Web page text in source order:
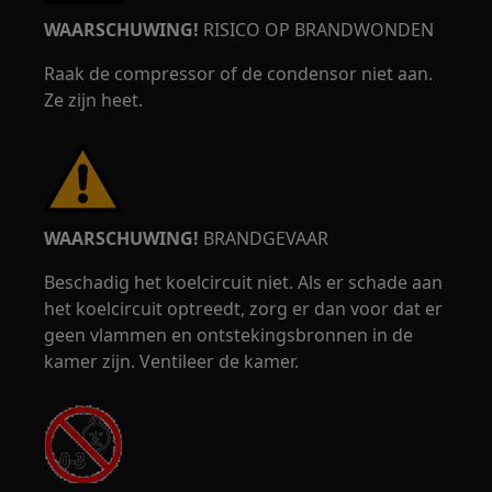
WAARSCHUWING! RISICO OP BRANDWONDEN
Raak de compressor of de condensor niet aan.
Ze zijn heet.
WAARSCHUWING! BRANDGEVAAR
Beschadig het koelcircuit niet. Als er schade aan
het koelcircuit optreedt, zorg er dan voor dat er
geen vlammen en ontstekingsbronnen in de
kamer zijn. Ventileer de kamer.